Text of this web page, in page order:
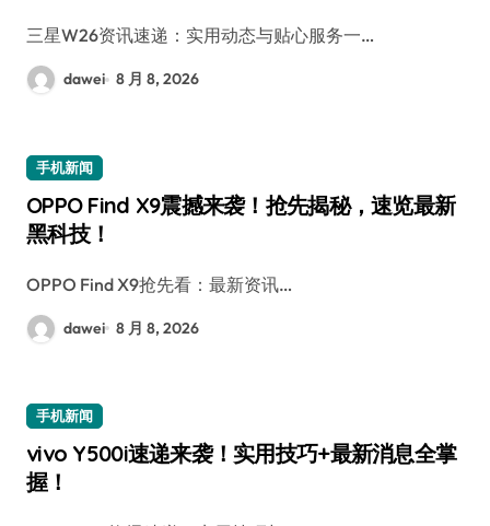
三星W26资讯速递：实用动态与贴心服务一…
dawei 8 月 8, 2026
手机新闻
OPPO Find X9震撼来袭！抢先揭秘，速览最新
黑科技！
OPPO Find X9抢先看：最新资讯…
dawei 8 月 8, 2026
手机新闻
vivo Y500i速递来袭！实用技巧+最新消息全掌
握！